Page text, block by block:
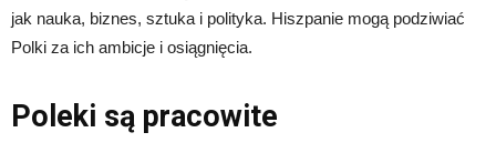
jak nauka, biznes, sztuka i polityka. Hiszpanie mogą podziwiać
Polki za ich ambicje i osiągnięcia.
Poleki są pracowite